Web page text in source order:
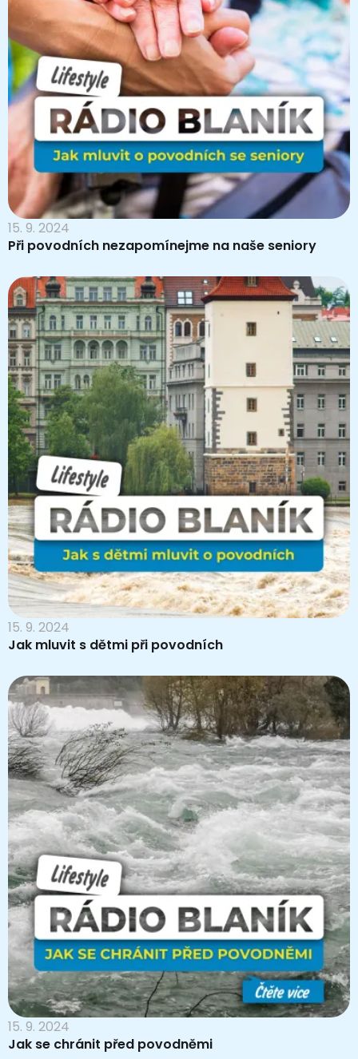
15. 9. 2024
Při povodních nezapomínejme na naše seniory
15. 9. 2024
Jak mluvit s dětmi při povodních
15. 9. 2024
Jak se chránit před povodněmi